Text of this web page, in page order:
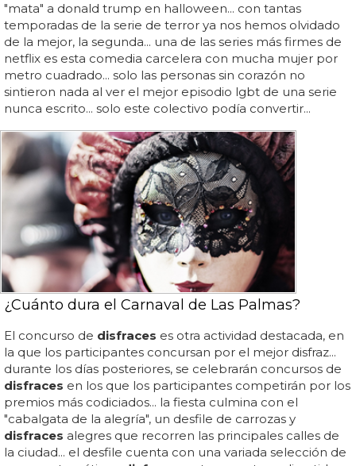
"mata" a donald trump en halloween... con tantas
temporadas de la serie de terror ya nos hemos olvidado
de la mejor, la segunda... una de las series más firmes de
netflix es esta comedia carcelera con mucha mujer por
metro cuadrado... solo las personas sin corazón no
sintieron nada al ver el mejor episodio lgbt de una serie
nunca escrito... solo este colectivo podía convertir...
¿Cuánto dura el Carnaval de Las Palmas?
El concurso de disfraces es otra actividad destacada, en
la que los participantes concursan por el mejor disfraz...
durante los días posteriores, se celebrarán concursos de
disfraces en los que los participantes competirán por los
premios más codiciados... la fiesta culmina con el
"cabalgata de la alegría", un desfile de carrozas y
disfraces alegres que recorren las principales calles de
la ciudad... el desfile cuenta con una variada selección de